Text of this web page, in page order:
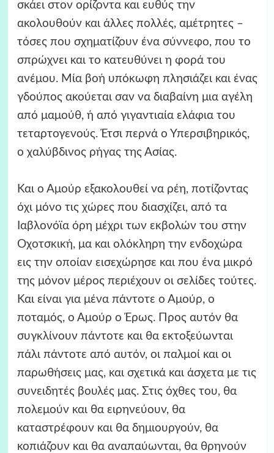
σκάει στον ορίζοντα και ευθύς την
ακολουθούν και άλλες πολλές, αμέτρητες –
τόσες που σχηματίζουν ένα σύννεφο, που το
σπρώχνει και το κατευθύνει η φορά του
ανέμου. Μία βοή υπόκωφη πλησιάζει και ένας
γδούπος ακούεται σαν να διαβαίνη μια αγέλη
από μαμούθ, ή από γιγαντιαία ελάφια του
τεταρτογενούς. Έτσι περνά ο Υπερσιβηρικός,
ο χαλύβδινος ρήγας της Ασίας.
Και ο Αμούρ εξακολουθεί να ρέη, ποτίζοντας
όχι μόνο τις χώρες που διασχίζει, από τα
Ιαβλονόϊα όρη μέχρι των εκβολών του στην
Οχοτσκική, μα και ολόκληρη την ενδοχώρα
εις την οποίαν εισεχώρησε και που ένα μικρό
της μόνον μέρος περιέχουν οι σελίδες τούτες.
Και είναι για μένα πάντοτε ο Αμούρ, ο
ποταμός, ο Αμούρ ο Έρως. Προς αυτόν θα
συγκλίνουν πάντοτε και θα εκτοξεύωνται
πάλι πάντοτε από αυτόν, οι παλμοί και οι
παρωθήσεις μας, και σχετικά και άσχετα με τις
συνειδητές βουλές μας. Στις όχθες του, θα
πολεμούν και θα ειρηνεύουν, θα
καταστρέφουν και θα δημιουργούν, θα
κοπιάζουν και θα αναπαύωνται, θα θρηνούν